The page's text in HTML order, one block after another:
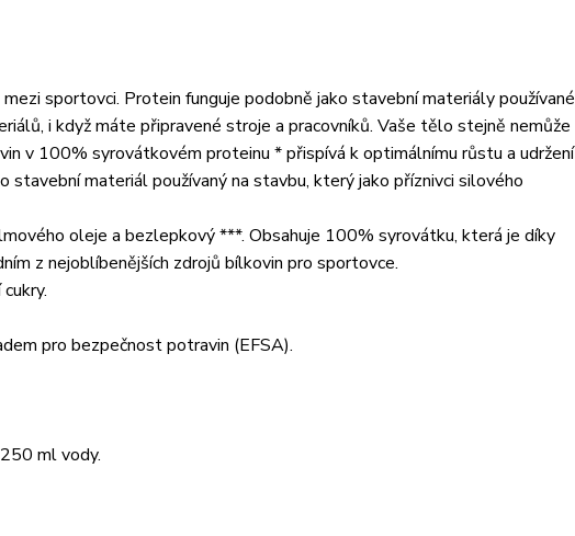
sportovci. Protein funguje podobně jako stavební materiály používané
i když máte připravené stroje a pracovníků. Vaše tělo stejně nemůže
v 100% syrovátkovém proteinu * přispívá k optimálnímu růstu a udržení
materiál používaný na stavbu, který jako příznivci silového
oleje a bezlepkový ***. Obsahuje 100% syrovátku, která je díky
z nejoblíbenějších zdrojů bílkovin pro sportovce.
pro bezpečnost potravin (EFSA).
ml vody.